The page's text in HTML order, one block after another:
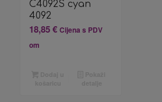
C4092S cyan
4092
18,85€ Cijena s PDV
om